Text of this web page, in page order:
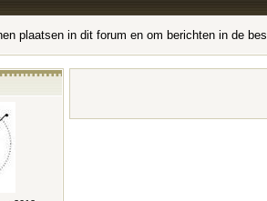
plaatsen in dit forum en om berichten in de